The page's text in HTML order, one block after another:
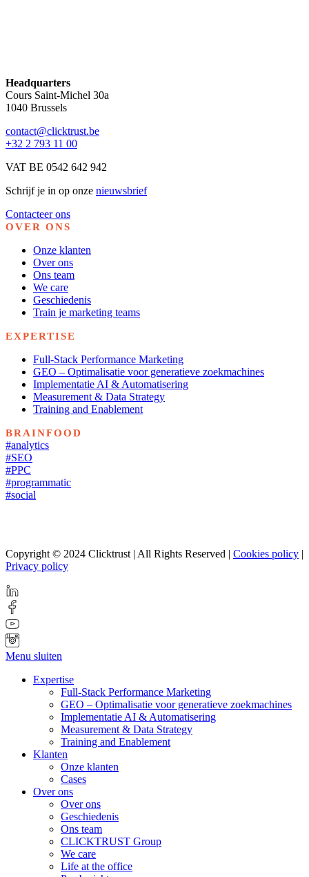
Headquarters
Cours Saint-Michel 30a
1040 Brussels
contact@clicktrust.be
+32 2 793 11 00
VAT BE 0542 642 942
Schrijf je in op onze nieuwsbrief
Contacteer ons
OVER ONS
Onze klanten
Over ons
Ons team
We care
Geschiedenis
Train je marketing teams
EXPERTISE
Full-Stack Performance Marketing
GEO – Optimalisatie voor generatieve zoekmachines
Implementatie AI & Automatisering
Measurement & Data Strategy
Training and Enablement
BRAINFOOD
#analytics
#SEO
#PPC
#programmatic
#social
Copyright © 2024 Clicktrust | All Rights Reserved | Cookies policy |
Privacy policy
Menu sluiten
Expertise
Full-Stack Performance Marketing
GEO – Optimalisatie voor generatieve zoekmachines
Implementatie AI & Automatisering
Measurement & Data Strategy
Training and Enablement
Klanten
Onze klanten
Cases
Over ons
Over ons
Geschiedenis
Ons team
CLICKTRUST Group
We care
Life at the office